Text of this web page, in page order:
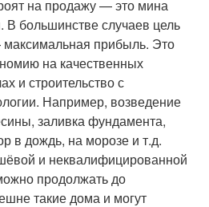
на продажу — это мина
В большинстве случаев цель
максимальная прибыль. Это
на качественных
и строительство с
Например, возведение
заливка фундамента,
в дождь, на морозе и т.д.
и неквалифицированной
продолжать до
такие дома и могут